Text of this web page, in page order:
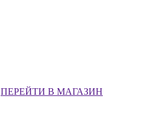
ПЕРЕЙТИ В МАГАЗИН